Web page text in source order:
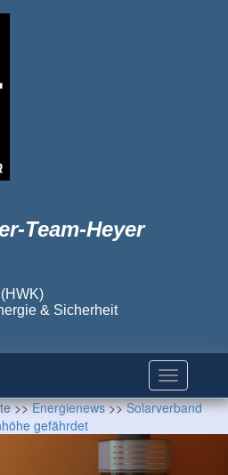
Team-Heyer
& Sicherheit
>>Energienews>>Solarverband
gefährdet